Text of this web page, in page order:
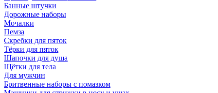
Банные штучки
Дорожные наборы
Мочалки
Пемза
Скребки для пяток
Тёрки для пяток
Шапочки для душа
Щётки для тела
Для мужчин
Бритвенные наборы с помазком